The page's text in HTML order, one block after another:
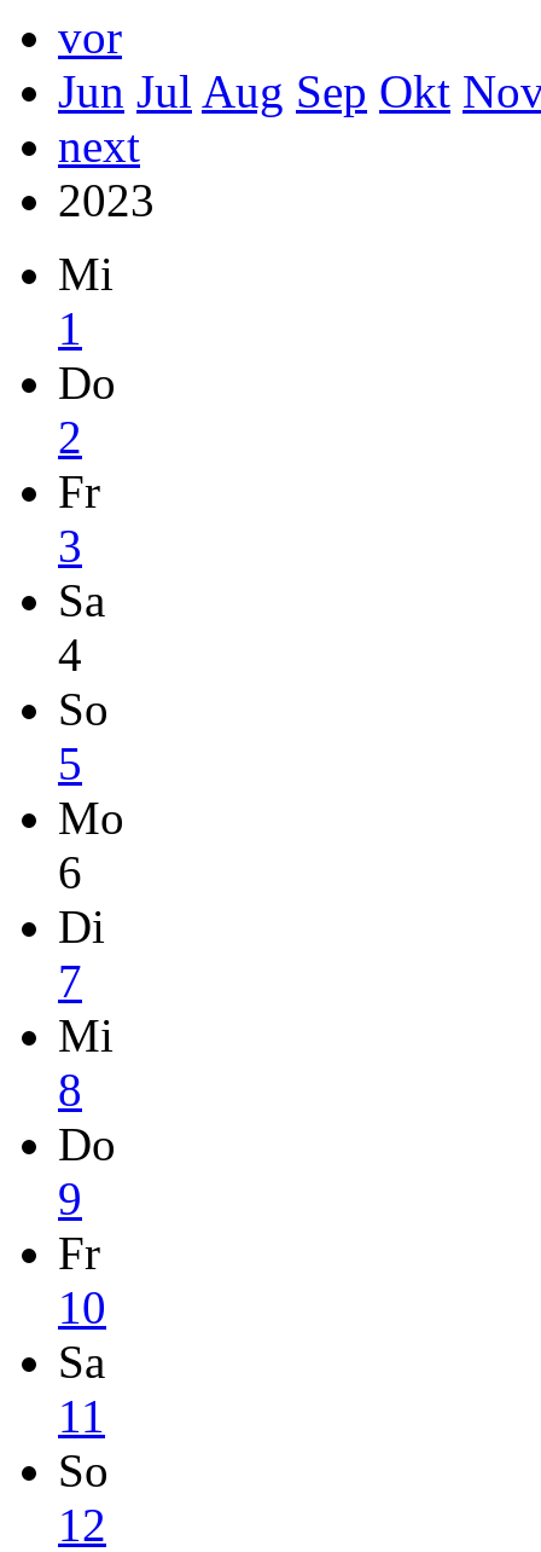
vor
Jun Jul Aug Sep Okt
next
2023
Mi
1
Do
2
Fr
3
Sa
4
So
5
Mo
6
Di
7
Mi
8
Do
9
Fr
10
Sa
11
So
12